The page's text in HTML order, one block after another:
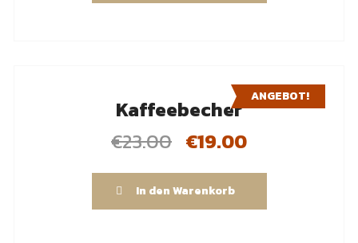
ANGEBOT!
Kaffeebecher
€23.00 €19.00
In den Warenkorb